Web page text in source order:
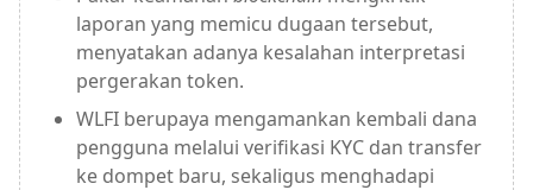
laporan yang memicu dugaan tersebut,
menyatakan adanya kesalahan interpretasi
pergerakan token.
WLFI berupaya mengamankan kembali dana
pengguna melalui verifikasi KYC dan transfer
ke dompet baru, sekaligus menghadapi